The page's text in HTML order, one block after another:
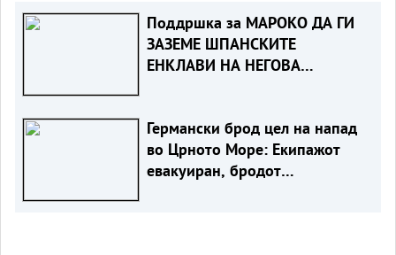
Поддршка за МАРОКО ДА ГИ
ЗАЗЕМЕ ШПАНСКИТЕ
ЕНКЛАВИ НА НЕГОВА
Германски брод цел на напад
во Црното Море: Екипажот
евакуиран, бродот